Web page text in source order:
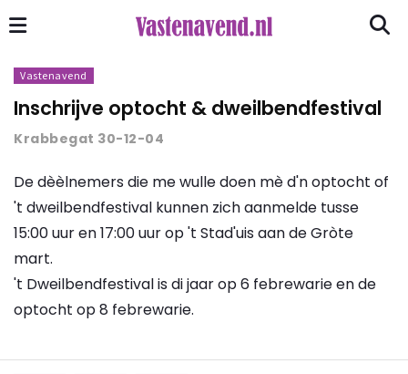
Vastenavend
Inschrijve optocht & dweilbendfestival
Krabbegat 30-12-04
De dèèlnemers die me wulle doen mè d'n optocht of
't dweilbendfestival kunnen zich aanmelde tusse
15:00 uur en 17:00 uur op 't Stad'uis aan de Gròte
mart.
't Dweilbendfestival is di jaar op 6 febrewarie en de
optocht op 8 febrewarie.